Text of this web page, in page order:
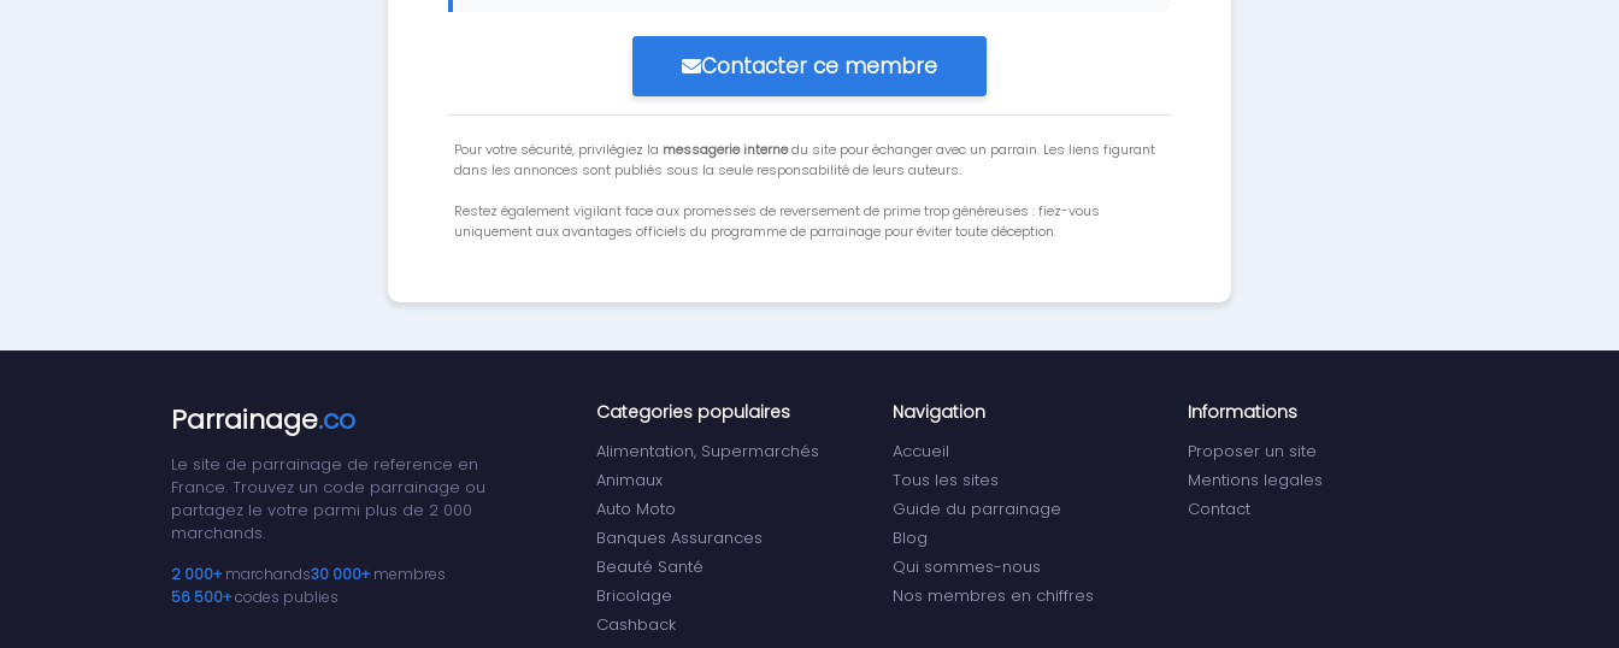
Contacter ce membre
Pour votre sécurité, privilégiez la messagerie internedu site pour échanger avec un parrain. Les liens figurant
dans les annonces sont publiés sous la seule responsabilité de leurs auteurs.
Restez également vigilant face aux promesses de reversement de prime trop généreuses : fiez-vous
uniquement aux avantages officiels du programme de parrainage pour éviter toute déception.
Parrainage.co
Le site de parrainage de reference en
France. Trouvez un code parrainage ou
partagez le votre parmi plus de 2 000
marchands.
2 000+ marchands30 000+ membres
56 500+codes publies
Categories populaires
Alimentation, Supermarchés
Animaux
Auto Moto
Banques Assurances
Beauté Santé
Bricolage
Cashback
Navigation
Accueil
Tous les sites
Guide du parrainage
Blog
Qui sommes-nous
Nos membres en chiffres
Informations
Proposer un site
Mentions legales
Contact